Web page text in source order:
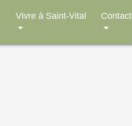
Vivre à Saint-Vital Contact